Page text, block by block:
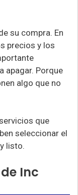
su compra. En
precios y los
a apagar. Porque
algo que no
que
seleccionar el
listo.
Inc